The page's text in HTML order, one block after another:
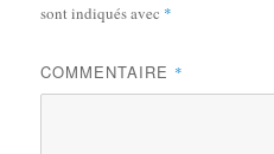
sont indiqués avec *
COMMENTAIRE *